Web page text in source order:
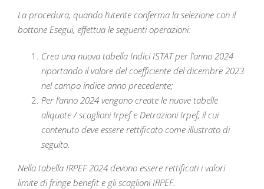
La procedura, quando l’utente conferma la selezione con il
bottone Esegui, effettua le seguenti operazioni:
Crea una nuova tabella Indici ISTAT per l’anno 2024
riportando il valore del coefficiente del dicembre 2023
nel campo indice anno precedente;
Per l’anno 2024 vengono create le nuove tabelle
aliquote / scaglioni Irpef e Detrazioni Irpef, il cui
contenuto deve essere rettificato come illustrato di
seguito.
Nella tabella IRPEF 2024 devono essere rettificati i valori
limite di fringe benefit e gli scaglioni IRPEF.